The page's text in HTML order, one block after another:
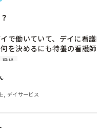
もらったらどうですか?
給料払わなくていいし、シフト
めるし。そうなれば、職員み
てみたらどうですか?
皆さんも『じゃあ、私たちもい
たり休むことで仕事やシフトに
にはならないですよね』って言
で働いていて、デイに看護
を決めるにも特養の看護
事？
職場
, デイサービス